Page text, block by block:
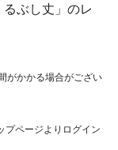
るぶし丈」のレ
がかかる場合がござい
プページよりログイン